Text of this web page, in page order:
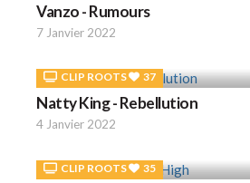
Vanzo - Rumours
7 Janvier 2022
CLIP ROOTS 37
Natty King - Rebellution
4 Janvier 2022
CLIP ROOTS 35